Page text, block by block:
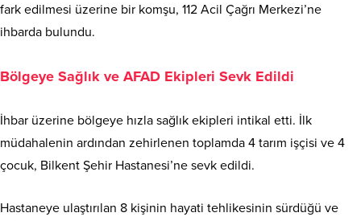
fark edilmesi üzerine bir komşu, 112 Acil Çağrı Merkezi’ne
ihbarda bulundu.
Bölgeye Sağlık ve AFAD Ekipleri Sevk Edildi
İhbar üzerine bölgeye hızla sağlık ekipleri intikal etti. İlk
müdahalenin ardından zehirlenen toplamda 4 tarım işçisi ve 4
çocuk, Bilkent Şehir Hastanesi’ne sevk edildi.
Hastaneye ulaştırılan 8 kişinin hayati tehlikesinin sürdüğü ve